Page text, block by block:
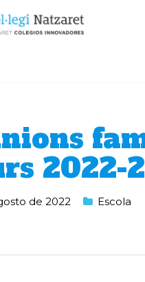
2022-
de 2022 Escola